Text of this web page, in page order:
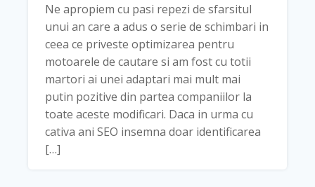
Ne apropiem cu pasi repezi de sfarsitul
unui an care a adus o serie de schimbari in
ceea ce priveste optimizarea pentru
motoarele de cautare si am fost cu totii
martori ai unei adaptari mai mult mai
putin pozitive din partea companiilor la
toate aceste modificari. Daca in urma cu
cativa ani SEO insemna doar identificarea
[…]